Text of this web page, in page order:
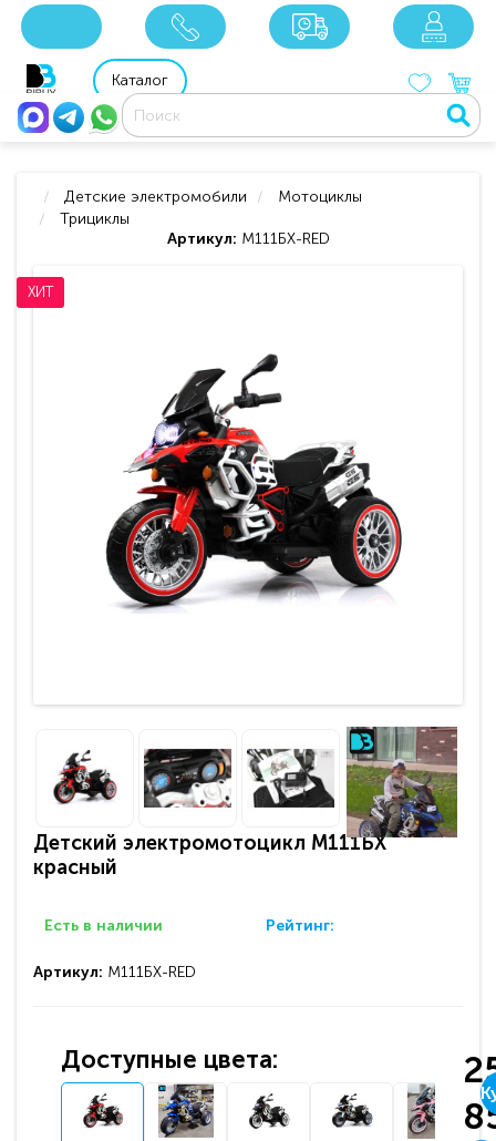
8 800 201 92 06
Каталог
Детские электромобили
Мотоциклы
Трициклы
Артикул: М111БХ-RED
ХИТ
Детский электромотоцикл М111БХ
красный
Есть в наличии Рейтинг:
Артикул: М111БХ-RED
Доступные цвета:
xxx